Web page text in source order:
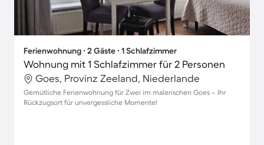
Ferienwohnung ∙ 2 Gäste ∙ 1 Schlafzimmer
Wohnung mit 1 Schlafzimmer für 2 Personen
Goes, Provinz Zeeland, Niederlande
Gemütliche Ferienwohnung für Zwei im malerischen Goes – Ihr
Rückzugsort für unvergessliche Momente!